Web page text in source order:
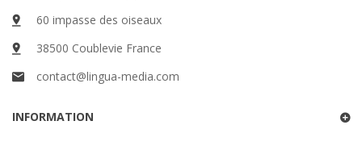
60 impasse des oiseaux
38500 Coublevie France
contact@lingua-media.com
INFORMATION